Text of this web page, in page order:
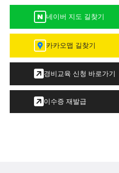
네이버 지도 길찾기
카카오맵 길찾기
경비교육 신청 바로가기
이수증 재발급